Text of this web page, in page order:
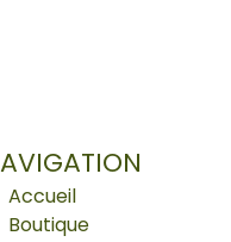
Accueil
Boutique